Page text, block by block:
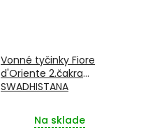
Vonné tyčinky Fiore
d'Oriente 2.čakra
SWADHISTANA
Na sklade